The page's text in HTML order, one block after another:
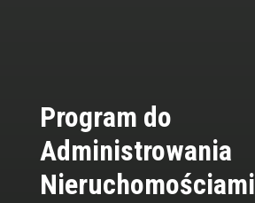
Program do
Administrowania
Nieruchomościami